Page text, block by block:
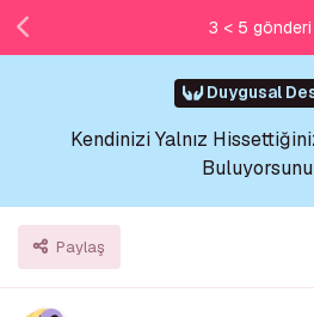
Duygusal
Kendinizi Yalnız
Paylaş
3 < 5 gönderi